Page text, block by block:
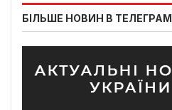
БІЛЬШЕ НОВИН В ТЕЛЕГРАМ